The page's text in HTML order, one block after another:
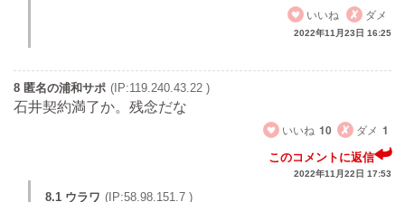
いいね
ダメ
2022年11月23日 16:25
8 匿名の浦和サポ (IP:119.240.43.22 )
石井契約満了か。残念だな
いいね 10 ダメ 1
このコメントに返信
2022年11月22日 17:53
8.1 ウラワ (IP:58.98.151.7 )